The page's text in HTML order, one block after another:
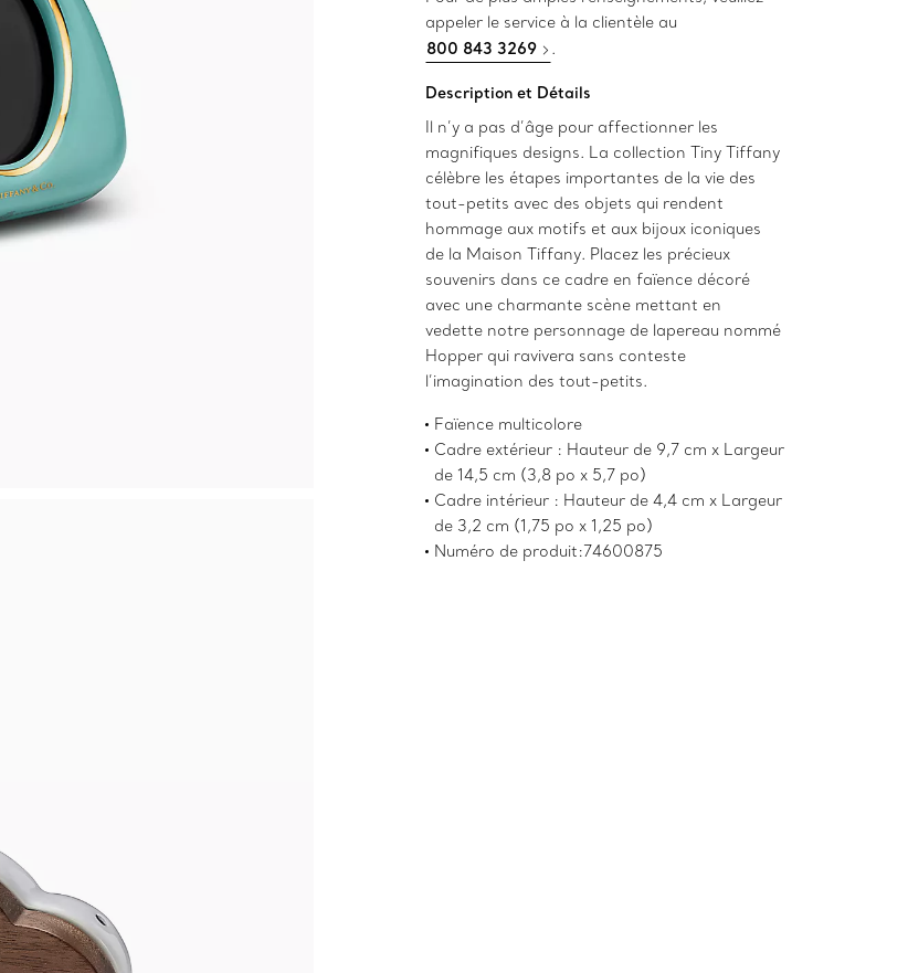
appeler le service à la clientèle au
800 843 3269
.
Description et Détails
Il n’y a pas d’âge pour affectionner les
magnifiques designs. La collection Tiny Tiffany
célèbre les étapes importantes de la vie des
tout-petits avec des objets qui rendent
hommage aux motifs et aux bijoux iconiques
de la Maison Tiffany. Placez les précieux
souvenirs dans ce cadre en faïence décoré
avec une charmante scène mettant en
vedette notre personnage de lapereau nommé
Hopper qui ravivera sans conteste
l’imagination des tout-petits.
Faïence multicolore
Cadre extérieur : Hauteur de 9,7 cm x Largeur
de 14,5 cm (3,8 po x 5,7 po)
Cadre intérieur : Hauteur de 4,4 cm x Largeur
de 3,2 cm (1,75 po x 1,25 po)
Numéro de produit:74600875